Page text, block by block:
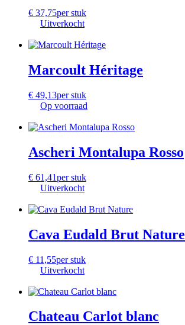
€ 37,75per stuk
Uitverkocht
Marcoult Héritage
€ 49,13per stuk
Op voorraad
Ascheri Montalupa Rosso
€ 61,41per stuk
Uitverkocht
Cava Eudald Brut Nature
€ 11,55per stuk
Uitverkocht
Chateau Carlot blanc